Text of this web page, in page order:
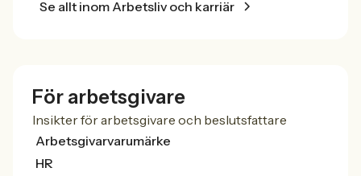
Se allt inom Arbetsliv och karriär
För arbetsgivare
Insikter för arbetsgivare och beslutsfattare
Arbetsgivarvarumärke
HR